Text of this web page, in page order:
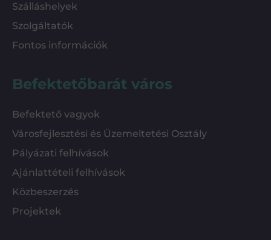
Szálláshelyek
Szolgáltatók
Fontos információk
Befektetőbarát város
Befektető vagyok
Városfejlesztési és Üzemeltetési Osztály
Pályázati felhívások
Ajánlattételi felhívások
Közbeszerzés
Projektek